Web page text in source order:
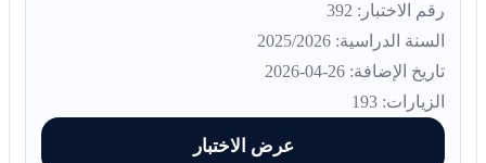
رقم الاختبار: 392
السنة الدراسية: 2025/2026
تاريخ الإضافة: 26-04-2026
الزيارات: 193
عرض الاختبار